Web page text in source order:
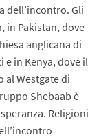
dell’incontro. Gli
in Pakistan, dove
anglicana di
e in Kenya, dove il
al Westgate di
Shebaab è
Religioni